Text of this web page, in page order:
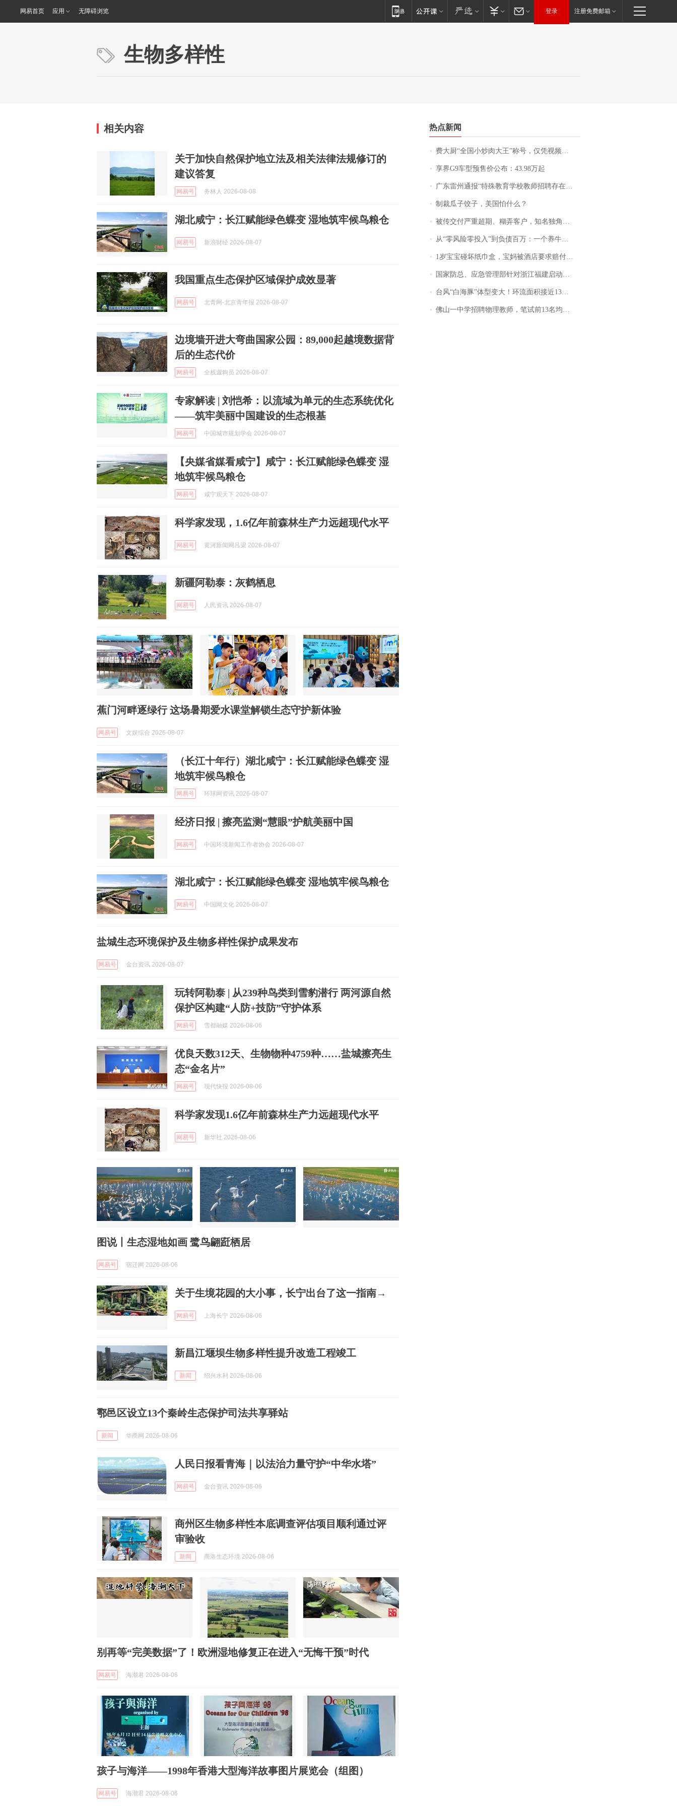
网易首页 应用 无障碍浏览 登录 注册免费邮箱
生物多样性
相关内容
关于加快自然保护地立法及相关法律法规修订的
建议答复
网易号 务林人 2026-08-08
湖北咸宁：长江赋能绿色蝶变 湿地筑牢候鸟粮仓
网易号 新浪财经 2026-08-07
我国重点生态保护区域保护成效显著
网易号 北青网-北京青年报 2026-08-07
边境墙开进大弯曲国家公园：89,000起越境数据背
后的生态代价
网易号 全栈遛狗员 2026-08-07
专家解读 | 刘恺希：以流域为单元的生态系统优化
——筑牢美丽中国建设的生态根基
网易号 中国城市规划学会 2026-08-07
【央媒省媒看咸宁】咸宁：长江赋能绿色蝶变 湿
地筑牢候鸟粮仓
网易号 咸宁观天下 2026-08-07
科学家发现，1.6亿年前森林生产力远超现代水平
网易号 黄河新闻网吕梁 2026-08-07
新疆阿勒泰：灰鹤栖息
网易号 人民资讯 2026-08-07
蕉门河畔逐绿行 这场暑期爱水课堂解锁生态守护新体验
网易号 文娱综合 2026-08-07
（长江十年行）湖北咸宁：长江赋能绿色蝶变 湿
地筑牢候鸟粮仓
网易号 环球网资讯 2026-08-07
经济日报 | 擦亮监测“慧眼”护航美丽中国
网易号 中国环境新闻工作者协会 2026-08-07
湖北咸宁：长江赋能绿色蝶变 湿地筑牢候鸟粮仓
网易号 中国网文化 2026-08-07
盐城生态环境保护及生物多样性保护成果发布
网易号 金台资讯 2026-08-07
玩转阿勒泰 | 从239种鸟类到雪豹潜行 两河源自然
保护区构建“人防+技防”守护体系
网易号 雪都融媒 2026-08-06
优良天数312天、生物物种4759种……盐城擦亮生
态“金名片”
网易号 现代快报 2026-08-06
科学家发现1.6亿年前森林生产力远超现代水平
网易号 新华社 2026-08-06
图说丨生态湿地如画 鹭鸟翩跹栖居
网易号 宿迁网 2026-08-06
关于生境花园的大小事，长宁出台了这一指南→
网易号 上海长宁 2026-08-06
新昌江堰坝生物多样性提升改造工程竣工
新闻 绍兴水利 2026-08-06
鄠邑区设立13个秦岭生态保护司法共享驿站
新闻 华商网 2026-08-06
人民日报看青海｜以法治力量守护“中华水塔”
网易号 金台资讯 2026-08-06
商州区生物多样性本底调查评估项目顺利通过评
审验收
新闻 商洛生态环境 2026-08-06
别再等“完美数据”了！欧洲湿地修复正在进入“无悔干预”时代
网易号 海潮君 2026-08-06
孩子与海洋——1998年香港大型海洋故事图片展览会（组图）
网易号 海潮君 2026-08-06
热点新闻
费大厨“全国小炒肉大王”称号，仅凭视频评出？中国烹饪协会回应
享界G9车型预售价公布：43.98万起
广东雷州通报“特殊教育学校教师招聘存在违规行为”：已启动问责程序 副校长被停职
制裁瓜子饺子，美国怕什么？
被传交付严重超期、糊弄客户，知名独角兽车企创始人回应：都没证据，将依法采取措施，“本人长期与美国交管局保持沟通，对方表示肯定”
从“零风险零投入”到负债百万：一个养牛项目崩盘后，谁该为农户的贷款买单丨红星调查
1岁宝宝碰坏纸巾盒，宝妈被酒店要求赔付924元！三亚一酒店回复：骨瓷定制！网友一查价格，吵翻了
国家防总、应急管理部针对浙江福建启动防汛防台风四级应急响应
台风“白海豚”体型变大！环流面积接近13个浙江那么大
佛山一中学招聘物理教师，笔试前13名均遭淘汰？教育局：已叫停招聘，成立调查组全面核查